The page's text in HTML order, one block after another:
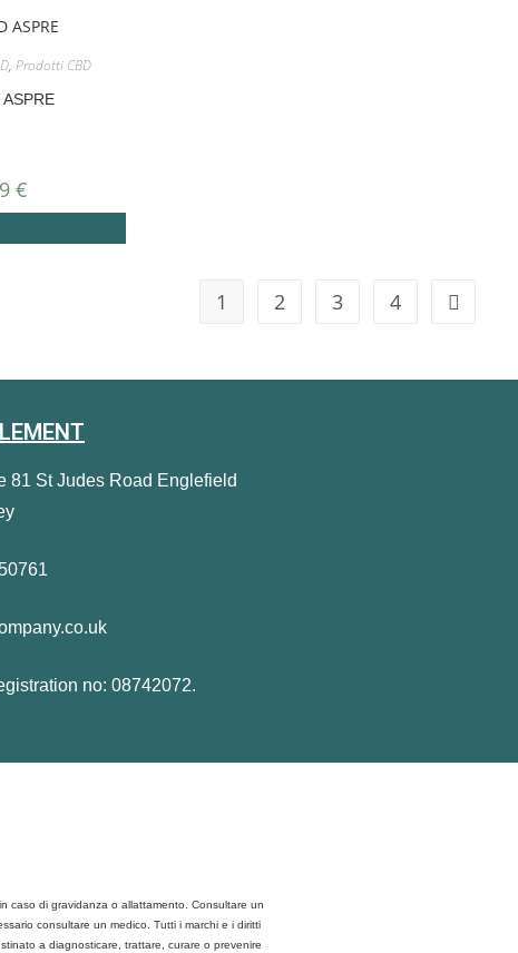
, Prodotti CBD
€
1 2 3 4
81 St Judes Road Englefield
no: 08742072.
caso di gravidanza o allattamento. Consultare un
consultare un medico. Tutti i marchi e i diritti
a diagnosticare, trattare, curare o prevenire